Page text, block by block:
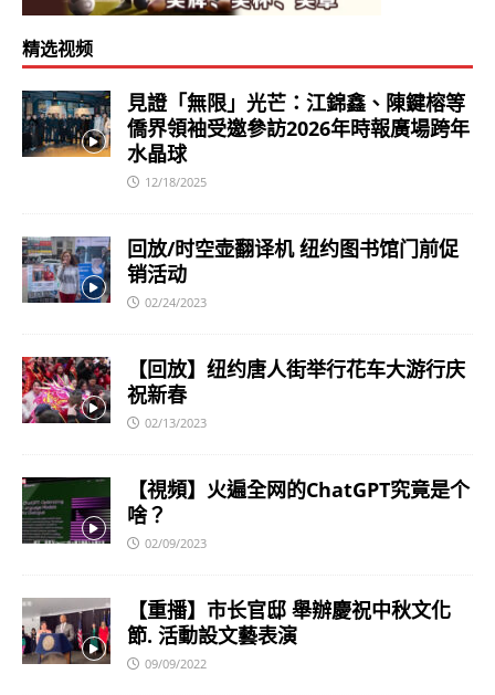
精选视频
見證「無限」光芒：江錦鑫、陳鍵榕等
僑界領袖受邀參訪2026年時報廣場跨年
水晶球
12/18/2025
回放/时空壶翻译机 纽约图书馆门前促
销活动
02/24/2023
【回放】纽约唐人街举行花车大游行庆
祝新春
02/13/2023
【視頻】火遍全网的ChatGPT究竟是个
啥？
02/09/2023
【重播】市长官邸 舉辦慶祝中秋文化
節. 活動設文藝表演
09/09/2022